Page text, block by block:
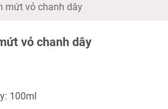
mứt vỏ chanh dây
vỏ chanh dây
100ml